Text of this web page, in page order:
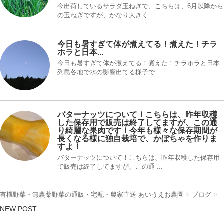
今出荷しているサラダ玉ねぎで、こちらは、6月以降から
の玉ねぎですが、かなり大きく ...
今日も暑すぎて体が煮えてる！煮えた！チラ
ホラと日本...
今日も暑すぎて体が煮えてる！煮えた！チラホラと日本
列島各地で水の影響出てる様子で ...
バターナッツについて！こちらは、昨年収穫
した保存用で販売は終了してますが、この通
り綺麗な果肉です！今年も様々な保存期間が
長くなる様に独自栽培で、かぼちゃを作りま
すよ！
バターナッツについて！こちらは、昨年収穫した保存用
で販売は終了してますが、この通 ...
有機野菜・無農薬野菜の通販・宅配・農家直送 あいうえお農園 > ブログ >
NEW POST